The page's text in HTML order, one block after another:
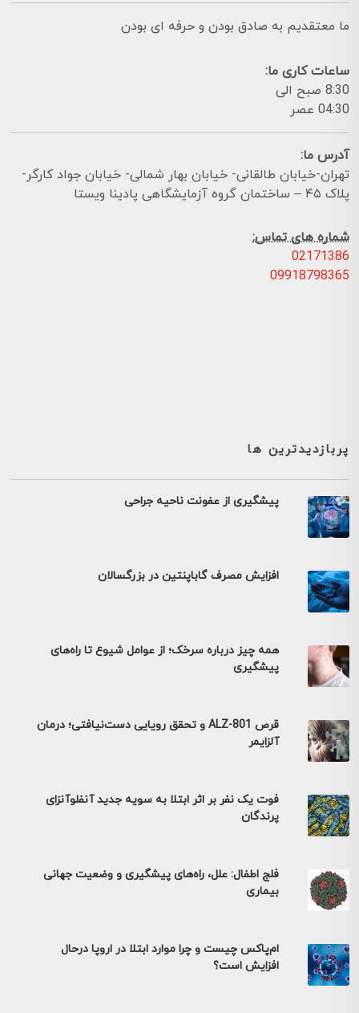
ما معتقدیم به صادق بودن و حرفه ای بودن
ساعات کاری ما:
8:30 صبح الی
04:30 عصر
آدرس ما:
تهران-خیابان طالقانی- خیابان بهار شمالی- خیابان جواد کارگر-
پلاک ۴۵ – ساختمان گروه آزمایشگاهی پادینا ویستا
شماره های تماس:
02171386
09918798365
پربازدیدترین ها
پیشگیری از عفونت ناحیه جراحی
افزایش مصرف گاباپنتین در بزرگسالان
همه چیز درباره سرخک؛ از عوامل شیوع تا راه‌های
پیشگیری
قرص ALZ-801 و تحقق رویایی دست‌نیافتی؛ درمان
آلزایمر
فوت یک نفر بر اثر ابتلا به سویه جدید آنفلوآنزای
پرندگان
فلج اطفال: علل، راه‌های پیشگیری و وضعیت جهانی
بیماری
ام‌پاکس چیست و چرا موارد ابتلا در اروپا درحال
افزایش است؟